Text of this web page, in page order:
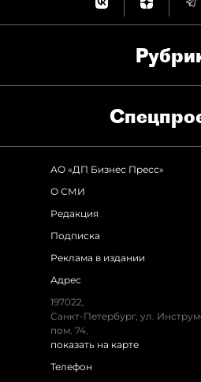
АО «ДП Бизнес Пресс»
О СМИ
Редакция
Подписка
Реклама в издании
Адрес
197022,
Санкт-Петербург, ул.
пом. 74.
показать на карте
Телефон